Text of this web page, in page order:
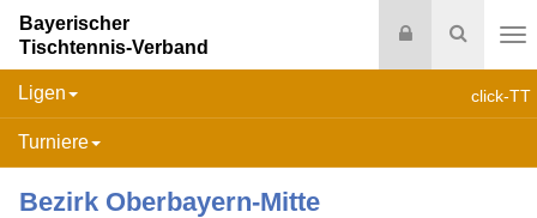
Suche
Login
Bayerischer
Tischtennis-Verband
click-TT
Ligen
Turniere
Bezirk Oberbayern-Mitte